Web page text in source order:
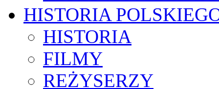
HISTORIA
HISTORIA
FILMY
REŻYSERZY